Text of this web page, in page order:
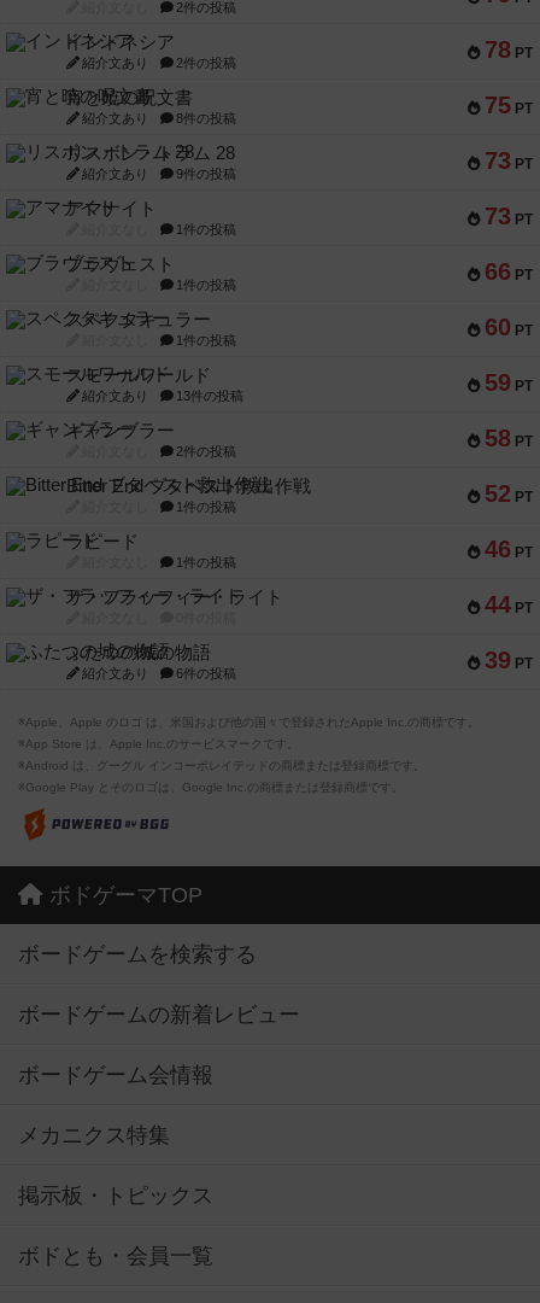
2件の投稿
78 PT
インドネシア
紹介文あり 2件の投稿
75 PT
宵と暁の呪文書
紹介文あり 8件の投稿
73 PT
リスボン・トラム 28
紹介文あり 9件の投稿
73 PT
アマナイト
1件の投稿
66 PT
ブラヴェスト
1件の投稿
60 PT
スペクタキュラー
1件の投稿
59 PT
スモールワールド
紹介文あり 13件の投稿
58 PT
ギャンブラー
2件の投稿
52 PT
Bitter End ブタペスト救出作戦
1件の投稿
46 PT
ラピード
1件の投稿
44 PT
ザ・フラッフィー・ライト
39 PT
ふたつの城の物語
紹介文あり 6件の投稿
※Apple、Apple のロゴ は、米国および他の国々で登録されたApple Inc.の商標です。
※App Store は、Apple Inc.のサービスマークです。
※Android は、グーグル インコーポレイテッドの商標または登録商標です。
※Google Play とそのロゴは、Google Inc.の商標または登録商標です。
ボドゲーマTOP
ボードゲームを検索する
ボードゲームの新着レビュー
ボードゲーム会情報
メカニクス特集
掲示板・トピックス
ボドとも・会員一覧